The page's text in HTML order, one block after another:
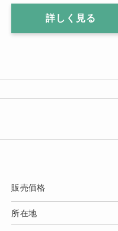
詳しく見る
販売価格
所在地